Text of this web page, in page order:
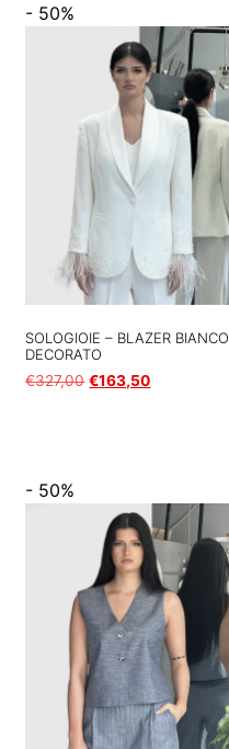
- 50%
SOLOGIOIE – BLAZER BIANCO
DECORATO
€327,00 €163,50
- 50%